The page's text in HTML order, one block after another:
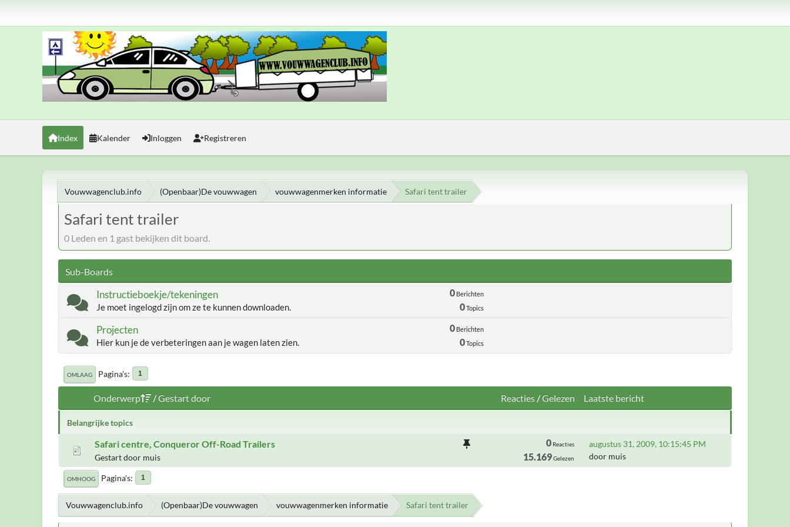
Index Kalender Inloggen Registreren
Vouwwagenclub.info (Openbaar)De vouwwagen vouwwagenmerken informatie Safari tent trailer
Safari tent trailer
0 Leden en 1 gast bekijken dit board.
Sub-Boards
Instructieboekje/tekeningen
Je moet ingelogd zijn om ze te kunnen downloaden.
0Berichten
0Topics
Projecten
Hier kun je de verbeteringen aan je wagen laten zien.
0Berichten
0Topics
OMLAAG Pagina's 1
Onderwerp /Gestart door Reacties/Gelezen Laatste bericht
Belangrijke topics
Safari centre, Conqueror Off-Road Trailers
Gestart door muis
0Reacties
15.169Gelezen
augustus 31, 2009, 10:15:45 PM
door muis
OMHOOG Pagina's 1
Vouwwagenclub.info (Openbaar)De vouwwagen vouwwagenmerken informatie Safari tent trailer